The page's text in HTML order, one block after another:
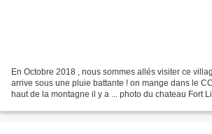
En Octobre 2018 , nous sommes allés visiter ce
arrive sous une pluie battante ! on mange dans le
haut de la montagne il y a ... photo du chateau Fort